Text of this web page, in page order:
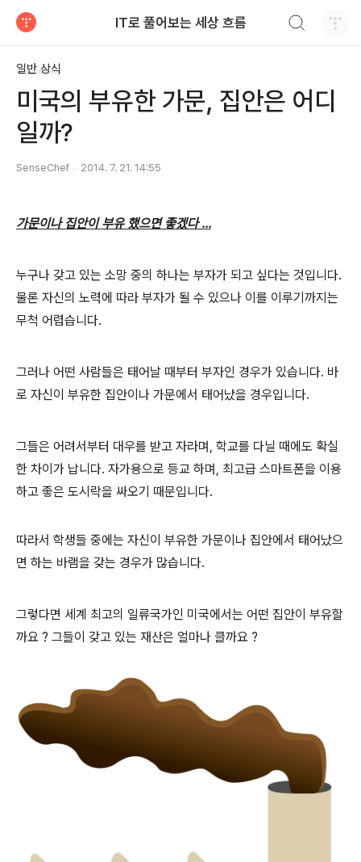
IT로 풀어보는 세상 흐름
일반 상식
미국의 부유한 가문, 집안은 어디
일까?
SenseChef 2014. 7. 21. 14:55
가문이나 집안이 부유 했으면 좋겠다 ...
누구나 갖고 있는 소망 중의 하나는 부자가 되고 싶다는 것입니다.
물론 자신의 노력에 따라 부자가 될 수 있으나 이를 이루기까지는
무척 어렵습니다.
그러나 어떤 사람들은 태어날 때부터 부자인 경우가 있습니다. 바
로 자신이 부유한 집안이나 가문에서 태어났을 경우입니다.
그들은 어려서부터 대우를 받고 자라며, 학교를 다닐 때에도 확실
한 차이가 납니다. 자가용으로 등교 하며, 최고급 스마트폰을 이용
하고 좋은 도시락을 싸오기 때문입니다.
따라서 학생들 중에는 자신이 부유한 가문이나 집안에서 태어났으
면 하는 바램을 갖는 경우가 많습니다.
그렇다면 세계 최고의 일류국가인 미국에서는 어떤 집안이 부유할
까요 ? 그들이 갖고 있는 재산은 얼마나 클까요 ?